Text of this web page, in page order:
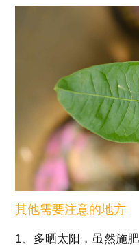
其他需要注意的地方
1、多晒太阳，虽然施